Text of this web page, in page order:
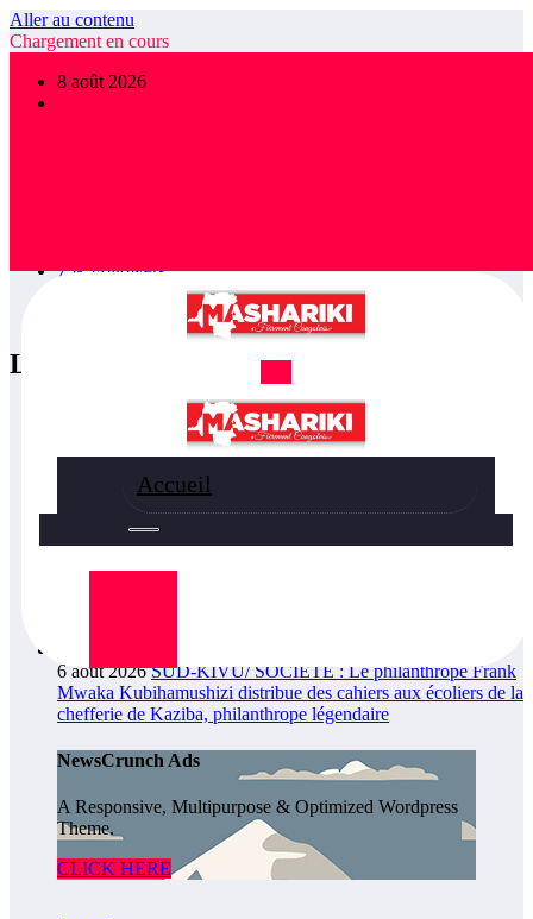
Aller au contenu
Chargement en cours
8 août 2026
Accueil
FOLLOW US
75k Followers
LATEST POSTS
RDC/ SPORT : Laetitia Muderhwa nommée
nouvelle secrétaire générale la FECOFA
7 août 2026AFRIQUE/ SPORT : Ligue des champions de la
contre le FC Les Aigles du Congo
6 août 2026 SUD-KIVU/ SOCIÉTÉ : Le philanthrope Frank
Mwaka Kubihamushizi distribue des cahiers aux écoliers de la
chefferie de Kaziba, philanthrope légendaire
NewsCrunch Ads
A Responsive, Multipurpose & Optimized Wordpress
Theme.
CLICK HERE